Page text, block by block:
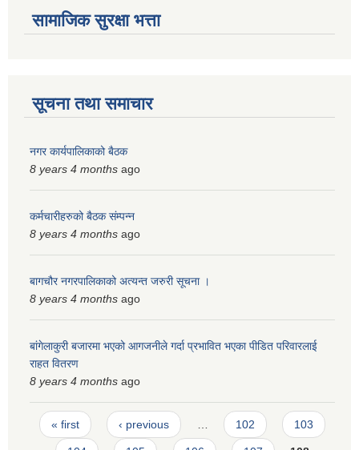
सामाजिक सुरक्षा भत्ता
सूचना तथा समाचार
नगर कार्यपालिकाको बैठक
8 years 4 months ago
कर्मचारीहरुको बैठक संम्पन्न
8 years 4 months ago
बागचौर नगरपालिकाको अत्यन्त जरुरी सूचना ।
8 years 4 months ago
बांगेलाकुरी बजारमा भएको आगजनीले गर्दा प्रभावित भएका पीडित परिवारलाई
राहत वितरण
8 years 4 months ago
Pages
« first ‹ previous 102 103